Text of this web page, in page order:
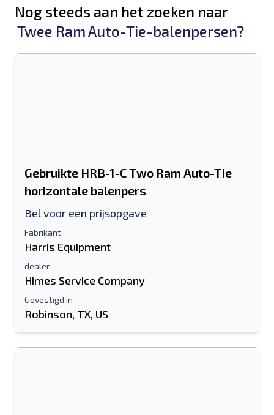
Nog steeds aan het zoeken naar
Twee Ram Auto-Tie-balenpersen?
Gebruikte HRB-1-C Two Ram Auto-Tie
horizontale balenpers
Bel voor een prijsopgave
Fabrikant
Harris Equipment
dealer
Himes Service Company
Gevestigd in
Robinson, TX, US